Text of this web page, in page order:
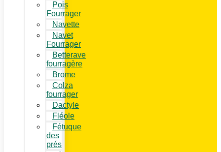
Pois
Fourrager
Navette
Navet
Fourrager
Betterave
fourragère
Brome
Colza
fourrager
Dactyle
Fléole
Fétuque
des
prés